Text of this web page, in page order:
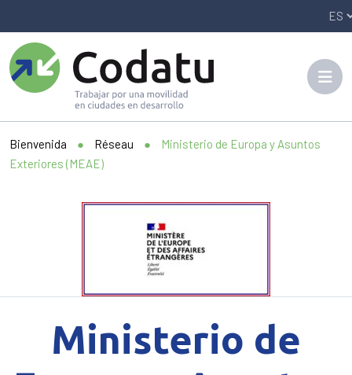
Bienvenida ● Réseau ●
Ministerio de Europa y Asuntos
Exteriores (MEAE)
Ministerio de